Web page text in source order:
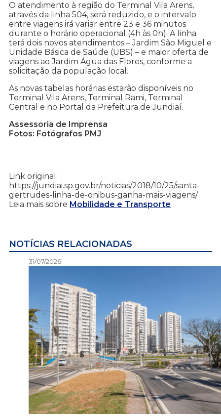
O atendimento à região do Terminal Vila Arens,
através da linha 504, será reduzido, e o intervalo
entre viagens irá variar entre 23 e 36 minutos
durante o horário operacional (4h às 0h). A linha
terá dois novos atendimentos – Jardim São Miguel e
Unidade Básica de Saúde (UBS) – e maior oferta de
viagens ao Jardim Água das Flores, conforme a
solicitação da população local.
As novas tabelas horárias estarão disponíveis no
Terminal Vila Arens, Terminal Rami, Terminal
Central e no Portal da Prefeitura de Jundiaí.
Assessoria de Imprensa
Fotos: Fotógrafos PMJ
Link original:
https://jundiai.sp.gov.br/noticias/2018/10/25/santa-
gertrudes-linha-de-onibus-ganha-mais-viagens/
Leia mais sobre Mobilidade e Transporte
NOTÍCIAS RELACIONADAS
31/07/2026